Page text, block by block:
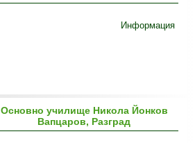
Информация
Основно училище Никола Йонков
Вапцаров, Разград